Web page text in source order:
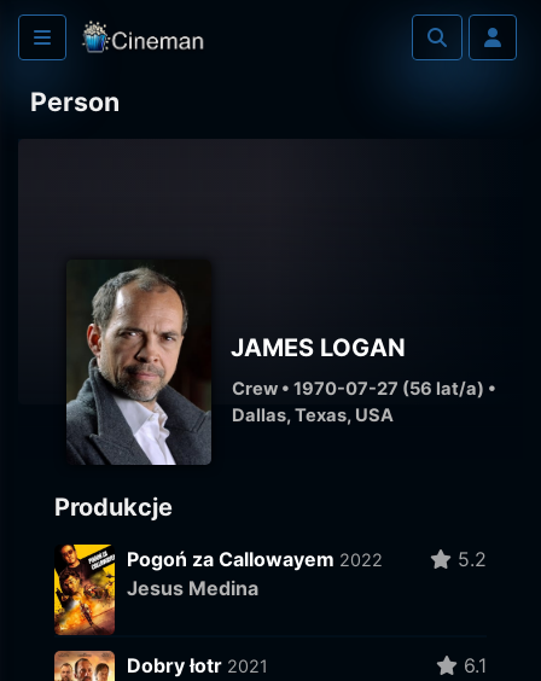
Person
JAMES LOGAN
Crew • 1970-07-27 (56 lat/a) •
Dallas, Texas, USA
Produkcje
Pogoń za Callowayem 2022
Jesus Medina
5.2
Dobry łotr 2021 6.1